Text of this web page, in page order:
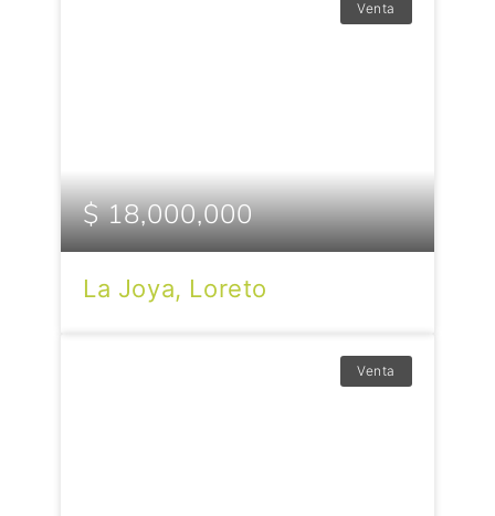
Venta
$ 18,000,000
La Joya, Loreto
Venta